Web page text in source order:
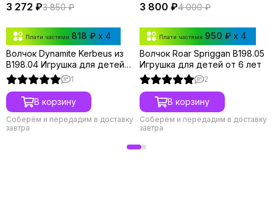
3 272 ₽3 850 ₽
Плати частями 818 ₽ x 4
Волчок Dynamite Kerbeus из
B198.04 Игрушка для детей
от 6 лет.
1
В корзину
Соберём и передадим в доставку
завтра
3 800 ₽4 000 ₽
Плати частями 950 ₽ x 4
Волчок Roar Spriggan B198.05
Игрушка для детей от 6 лет
2
В корзину
Соберём и передадим в доставку
завтра